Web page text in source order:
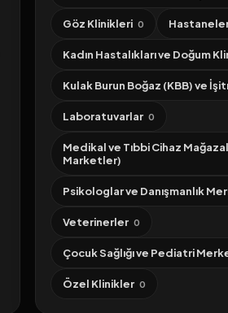
Göz Klinikleri 0
Kadın Hastalıkları ve Doğum
Kulak Burun Boğaz (KBB) ve
Laboratuvarlar 0
Medikal ve Tıbbi Cihaz
Marketler)
Psikologlar ve Danışmanlık
Veterinerler 0
Çocuk Sağlığı ve Pediatri
Özel Klinikler 0